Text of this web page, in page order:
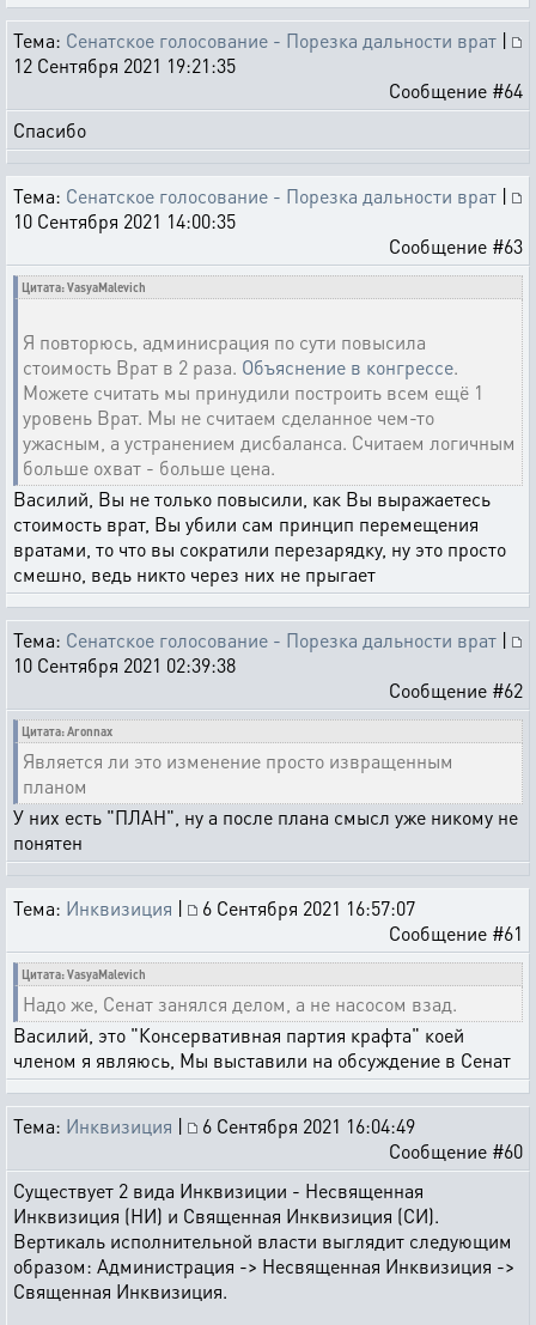
Тема: Сенатское голосование - Порезка дальности врат |
12 Сентября 2021 19:21:35
Сообщение #64
Спасибо
Тема: Сенатское голосование - Порезка дальности врат |
10 Сентября 2021 14:00:35
Сообщение #63
Цитата: VasyaMalevich
Я повторюсь, админисрация по сути повысила
стоимость Врат в 2 раза. Объяснение в конгрессе.
Можете считать мы принудили построить всем ещё 1
уровень Врат. Мы не считаем сделанное чем-то
ужасным, а устранением дисбаланса. Считаем логичным
больше охват - больше цена.
Василий, Вы не только повысили, как Вы выражаетесь
стоимость врат, Вы убили сам принцип перемещения
вратами, то что вы сократили перезарядку, ну это просто
смешно, ведь никто через них не прыгает
Тема: Сенатское голосование - Порезка дальности врат |
10 Сентября 2021 02:39:38
Сообщение #62
Цитата: Aronnax
Является ли это изменение просто извращенным
планом
У них есть "ПЛАН", ну а после плана смысл уже никому не
понятен
Тема: Инквизиция |
6 Сентября 2021 16:57:07
Сообщение #61
Цитата: VasyaMalevich
Надо же, Сенат занялся делом, а не насосом взад.
Василий, это "Консервативная партия крафта" коей
членом я являюсь, Мы выставили на обсуждение в Сенат
Тема: Инквизиция |
6 Сентября 2021 16:04:49
Сообщение #60
Существует 2 вида Инквизиции - Несвященная
Инквизиция (НИ) и Священная Инквизиция (СИ).
Вертикаль исполнительной власти выглядит следующим
образом: Администрация -> Несвященная Инквизиция ->
Священная Инквизиция.